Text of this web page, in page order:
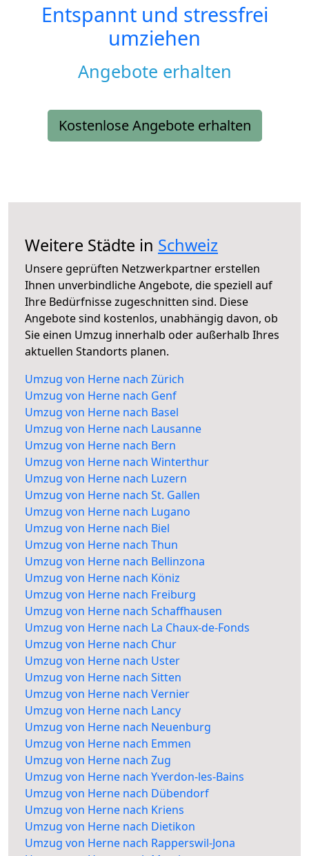
Entspannt und stressfrei
umziehen
Angebote erhalten
Kostenlose Angebote erhalten
Weitere Städte in Schweiz
Unsere geprüften Netzwerkpartner erstellen
Ihnen unverbindliche Angebote, die speziell auf
Ihre Bedürfnisse zugeschnitten sind. Diese
Angebote sind kostenlos, unabhängig davon, ob
Sie einen Umzug innerhalb oder außerhalb Ihres
aktuellen Standorts planen.
Umzug von Herne nach Zürich
Umzug von Herne nach Genf
Umzug von Herne nach Basel
Umzug von Herne nach Lausanne
Umzug von Herne nach Bern
Umzug von Herne nach Winterthur
Umzug von Herne nach Luzern
Umzug von Herne nach St. Gallen
Umzug von Herne nach Lugano
Umzug von Herne nach Biel
Umzug von Herne nach Thun
Umzug von Herne nach Bellinzona
Umzug von Herne nach Köniz
Umzug von Herne nach Freiburg
Umzug von Herne nach Schaffhausen
Umzug von Herne nach La Chaux-de-Fonds
Umzug von Herne nach Chur
Umzug von Herne nach Uster
Umzug von Herne nach Sitten
Umzug von Herne nach Vernier
Umzug von Herne nach Lancy
Umzug von Herne nach Neuenburg
Umzug von Herne nach Emmen
Umzug von Herne nach Zug
Umzug von Herne nach Yverdon-les-Bains
Umzug von Herne nach Dübendorf
Umzug von Herne nach Kriens
Umzug von Herne nach Dietikon
Umzug von Herne nach Rapperswil-Jona